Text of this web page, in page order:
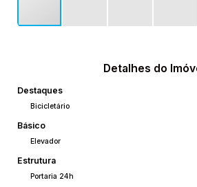
Detalhes do
Destaques
Bicicletário
Básico
Elevador
Estrutura
Portaria 24h